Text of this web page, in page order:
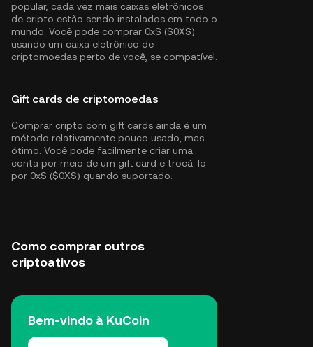
popular, cada vez mais caixas eletrônicos
de cripto estão sendo instalados em todo o
mundo. Você pode comprar 0xS ($0XS)
usando um caixa eletrônico de
criptomoedas perto de você, se compatível.
Gift cards de criptomoedas
Comprar cripto com gift cards ainda é um
método relativamente pouco usado, mas
ótimo. Você pode facilmente criar uma
conta por meio de um gift card e trocá-lo
por 0xS ($0XS) quando suportado.
Como comprar outros
criptoativos
Bem-vindo à KuCoin